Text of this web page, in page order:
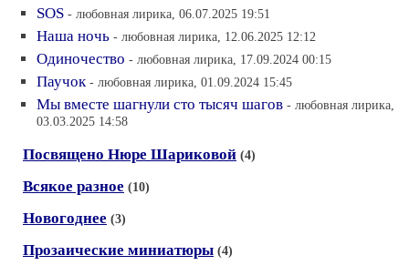
SOS - любовная лирика, 06.07.2025 19:51
Наша ночь - любовная лирика, 12.06.2025 12:12
Одиночество - любовная лирика, 17.09.2024 00:15
Паучок - любовная лирика, 01.09.2024 15:45
Мы вместе шагнули сто тысяч шагов - любовная лирика,
03.03.2025 14:58
Посвящено Нюре Шариковой (4)
Всякое разное (10)
Новогоднее (3)
Прозаические миниатюры (4)